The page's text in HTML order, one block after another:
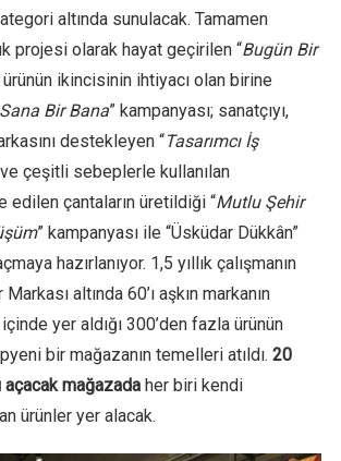
altında sunulacak. Tamamen
projesi olarak hayat geçirilen “Bugün Bir
ürünün ikincisinin ihtiyacı olan birine
Bir Bana” kampanyası; sanatçıyı,
destekleyen “Tasarımcı İş
çeşitli sebeplerle kullanılan
edilen çantaların üretildiği “Mutlu Şehir
” kampanyası ile “Üsküdar Dükkân”
hazırlanıyor. 1,5 yıllık çalışmanın
altında 60’ı aşkın markanın
içinde yer aldığı 300’den fazla ürünün
bir mağazanın temelleri atıldı. 20
açacak mağazadaher biri kendi
ürünler yer alacak.